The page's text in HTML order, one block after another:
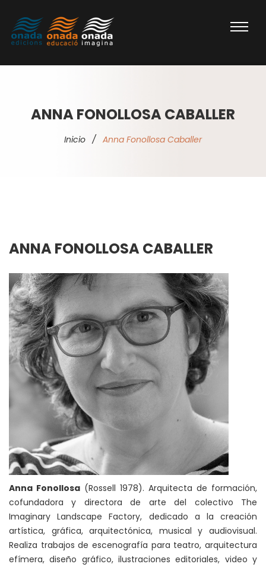
ANNA FONOLLOSA CABALLER
Inicio / Anna Fonollosa Caballer
ANNA FONOLLOSA CABALLER
Anna Fonollosa (Rossell 1978). Arquitecta de formación,
cofundadora y directora de arte del colectivo The
Imaginary Landscape Factory, dedicado a la creación
artística, gráfica, arquitectónica, musical y audiovisual.
Realiza trabajos de escenografía para teatro, arquitectura
efímera, diseño gráfico, ilustraciones editoriales, video y